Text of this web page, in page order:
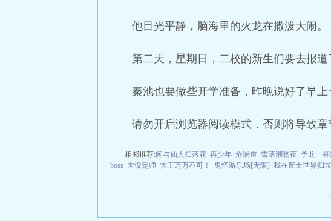
他目光平静，脑海里的火龙在撒泼大闹。
第二天，星期日，二校的新生们要去报道
秦池也要做些开学准备，昨晚说好了早
请勿开启浏览器阅读模式，否则将导致章
相邻推荐:闲与仙人扫落花 再少年 沧澜道 雪落潮吻夜 予龙一
boss 大设定师 大王万万不可！ 鬼怪游乐场[无限] 我在废土世界扫